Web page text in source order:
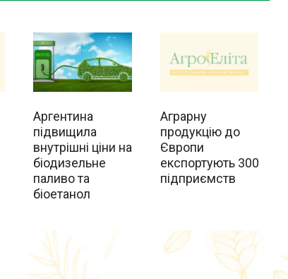
Аргентина
підвищила
внутрішні ціни на
біодизельне
паливо та
біоетанол
Аграрну
продукцію до
Європи
експортують 300
підприємств